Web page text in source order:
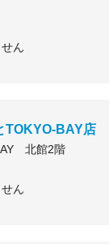
ん
TOKYO-BAY店
北館2階
ん